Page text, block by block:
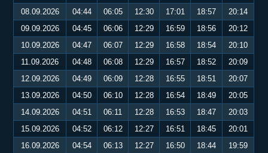
08.09.2026
04:44 06:05 12:30 17:01 18:57
20:14
09.09.2026
04:45 06:06 12:29 16:59 18:56
20:12
10.09.2026
04:47 06:07 12:29 16:58 18:54
20:10
11.09.2026
04:48 06:08 12:29 16:57 18:52
20:09
12.09.2026
04:49 06:09 12:28 16:55 18:51
20:07
13.09.2026
04:50 06:10 12:28 16:54 18:49
20:05
14.09.2026
04:51 06:11 12:28 16:53 18:47
20:03
15.09.2026
04:52 06:12 12:27 16:51 18:45
20:01
16.09.2026
04:54 06:13 12:27 16:50 18:44
19:59